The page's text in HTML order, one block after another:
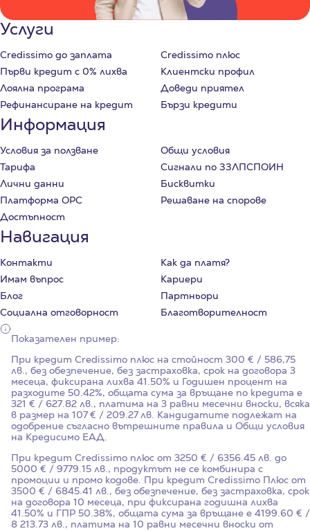
Услуги
Credissimo до заплата
Credissimo плюс
Първи кредит с 0% лихва
Клиентски профил
Лоялна програма
Доведи приятел
Рефинансиране на кредит
Бързи кредити
Информация
Условия за ползване
Общи условия
Тарифа
Сигнали по ЗЗЛПСПОИН
Лични данни
Бисквитки
Платформа ОРС
Решаване на спорове
Достъпност
Навигация
Контакти
Как да платя?
Имам въпрос
Кариери
Блог
Партньори
Социална отговорност
Благотворителност
Показателен пример:
При кредит Credissimo плюс на стойност 300 € / 586,75
лв., без обезпечение, без застраховка, срок на договора 3
месеца, фиксирана лихва 41.50% и Годишен процент на
разходите 50.42%, общата сума за връщане по кредита е
321 € / 627.82 лв., платима на 3 равни месечни вноски, всяка
в размер на 107 € / 209.27 лв. Кандидатите подлежат на
одобрение съгласно вътрешните правила и Общи условия
на Кредисимо ЕАД.
При кредит Credissimo плюс от 3250 € / 6356.45 лв. до
5000 € / 9779.15 лв., продуктът не се комбинира с
промоции и промо кодове. При кредит Credissimo Плюс от
3500 € / 6845.41 лв., без обезпечение, без застраховка, срок
на договора 10 месеца, при фиксирана годишна лихва
41.50% и ГПР 50.38%, общата сума за връщане е 4199.60 € /
8 213.73 лв., платима на 10 равни месечни вноски от